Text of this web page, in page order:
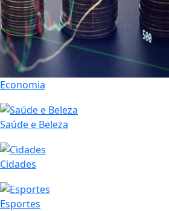
Economia
Saúde e Beleza
Cidades
Esportes